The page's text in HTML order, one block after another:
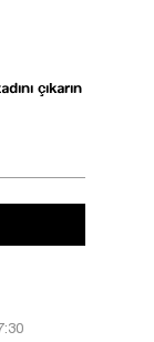
çıkarın